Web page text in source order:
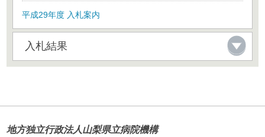
平成29年度 入札案内
入札結果
地方独立行政法人山梨県立病院機構